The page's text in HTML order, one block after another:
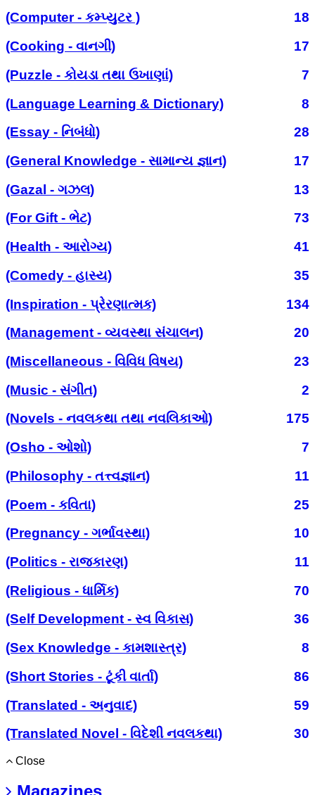
(Computer - કમ્પ્યુટર )
18
(Cooking - વાનગી)
17
(Puzzle - કોયડા તથા ઉખાણાં)
7
(Language Learning & Dictionary)
8
(Essay - નિબંધો)
28
(General Knowledge - સામાન્ય જ્ઞાન)
17
(Gazal - ગઝલ)
13
(For Gift - ભેટ)
73
(Health - આરોગ્ય)
41
(Comedy - હાસ્ય)
35
(Inspiration - પ્રેરણાત્મક)
134
(Management - વ્યવસ્થા સંચાલન)
20
(Miscellaneous - વિવિધ વિષય)
23
(Music - સંગીત)
2
(Novels - નવલકથા તથા નવલિકાઓ)
175
(Osho - ઓશો)
7
(Philosophy - તત્ત્વજ્ઞાન)
11
(Poem - કવિતા)
25
(Pregnancy - ગર્ભાવસ્થા)
10
(Politics - રાજકારણ)
11
(Religious - ધાર્મિક)
70
(Self Development - સ્વ વિકાસ)
36
(Sex Knowledge - કામશાસ્ત્ર)
8
(Short Stories - ટૂંકી વાર્તા)
86
(Translated - અનુવાદ)
59
(Translated Novel - વિદેશી નવલકથા)
30
Close
Magazines